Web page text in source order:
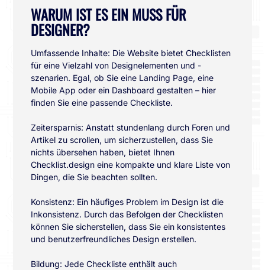
WARUM IST ES EIN MUSS FÜR
DESIGNER?
Umfassende Inhalte: Die Website bietet Checklisten
für eine Vielzahl von Designelementen und -
szenarien. Egal, ob Sie eine Landing Page, eine
Mobile App oder ein Dashboard gestalten – hier
finden Sie eine passende Checkliste.
Zeitersparnis: Anstatt stundenlang durch Foren und
Artikel zu scrollen, um sicherzustellen, dass Sie
nichts übersehen haben, bietet Ihnen
Checklist.design eine kompakte und klare Liste von
Dingen, die Sie beachten sollten.
Konsistenz: Ein häufiges Problem im Design ist die
Inkonsistenz. Durch das Befolgen der Checklisten
können Sie sicherstellen, dass Sie ein konsistentes
und benutzerfreundliches Design erstellen.
Bildung: Jede Checkliste enthält auch